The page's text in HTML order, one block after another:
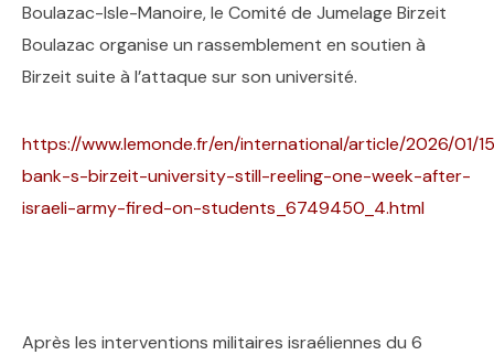
Boulazac-Isle-Manoire, le Comité de Jumelage Birzeit
Boulazac organise un rassemblement en soutien à
Birzeit suite à l’attaque sur son université.
https://www.lemonde.fr/en/international/article/2026/01/
bank-s-birzeit-university-still-reeling-one-week-after-
israeli-army-fired-on-students_6749450_4.html
Après les interventions militaires israéliennes du 6